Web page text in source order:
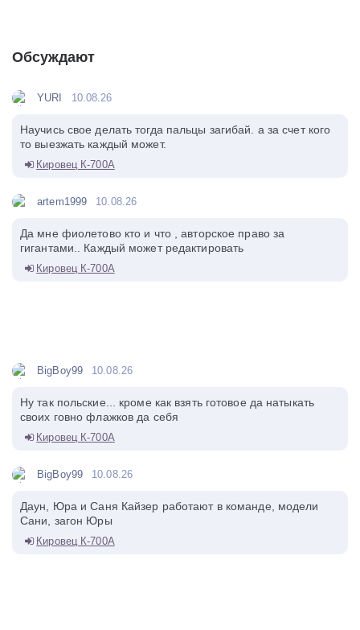
Обсуждают
YURI 10.08.26
Научись свое делать тогда пальцы загибай. а за счет кого
то выезжать каждый может.
Кировец К-700А
artem1999 10.08.26
Да мне фиолетово кто и что , авторское право за
гигантами.. Каждый может редактировать
Кировец К-700А
BigBoy99 10.08.26
Ну так польские... кроме как взять готовое да натыкать
своих говно флажков да себя
Кировец К-700А
BigBoy99 10.08.26
Даун, Юра и Саня Кайзер работают в команде, модели
Сани, загон Юры
Кировец К-700А